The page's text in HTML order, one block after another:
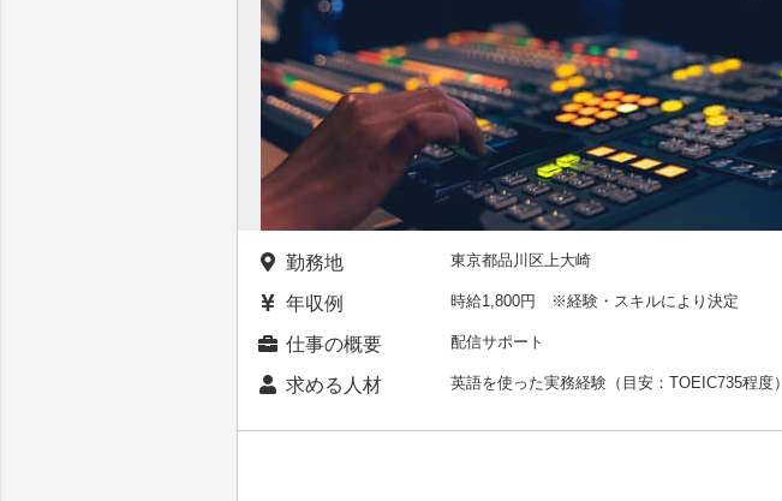
勤務地 東京都品川区上大崎
年収例 時給1,800円 ※経験・スキルにより決定
仕事の概要 配信サポート
求める人材 英語を使った実務経験（目安：TOEIC735程度）